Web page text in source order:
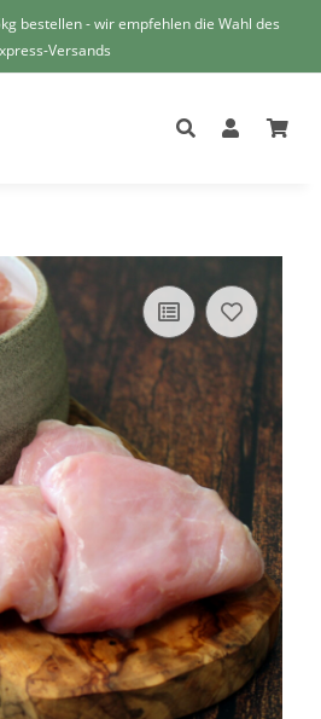
bestellen - wir empfehlen die Wahl des
Versands